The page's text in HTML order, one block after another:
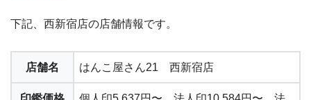
下記、西新宿店の店舗情報です。
店舗名 はんこ屋さん21 西新宿店